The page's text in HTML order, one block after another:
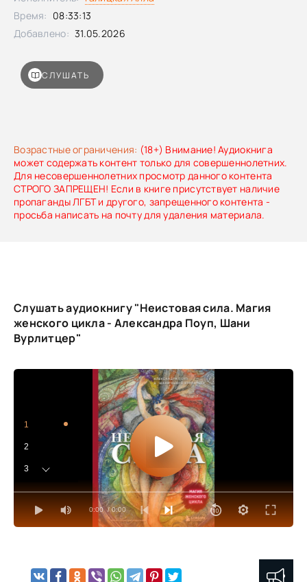
Возрастные ограничения: (18+) Внимание! Аудиокнига
может содержать контент только для совершеннолетних.
Для несовершеннолетних просмотр данного контента
СТРОГО ЗАПРЕЩЕН! Если в книге присутствует наличие
пропаганды ЛГБТ и другого, запрещенного контента -
просьба написать на почту для удаления материала.
СЛУШАТЬ
Время: 08:33:13
Добавлено: 31.05.2026
Слушать аудиокнигу "Неистовая сила. Магия
женского цикла - Александра Поуп, Шани
Вурлитцер"
0:00 / 0:00
1
2
3
4